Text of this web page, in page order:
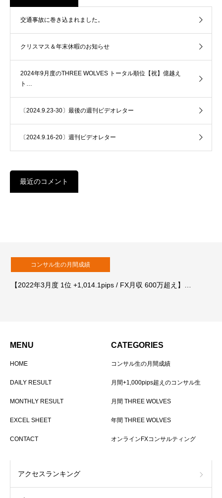
交通事故に巻き込まれました。
クリスマス＆年末休暇のお知らせ
2024年9月度のTHREE WOLVES トータル順位【祝】億越え
ト…
〔2024.9.23-30〕最後の週刊ビデオレター
〔2024.9.16-20〕週刊ビデオレター
最近のコメント
コンサル生の月間成績
【2022年3月度 1位 +1,014.1pips / FX月収 600万超え】…
MENU
HOME
DAILY RESULT
MONTHLY RESULT
EXCEL SHEET
CONTACT
CATEGORIES
コンサル生の月間成績
月間+1,000pips超えのコンサル生
月間 THREE WOLVES
年間 THREE WOLVES
オンラインFXコンサルティング
アクセスランキング